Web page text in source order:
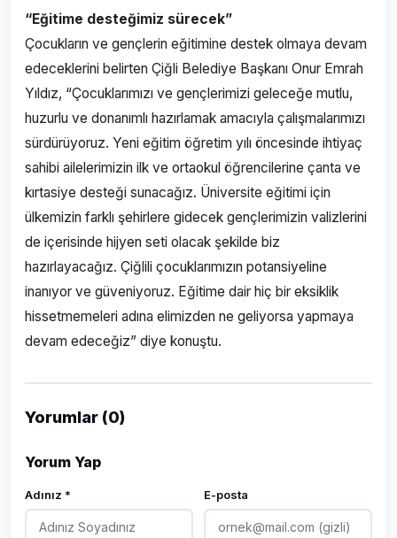
“Eğitime desteğimiz sürecek”
Çocukların ve gençlerin eğitimine destek olmaya devam
edeceklerini belirten Çiğli Belediye Başkanı Onur Emrah
Yıldız, “Çocuklarımızı ve gençlerimizi geleceğe mutlu,
huzurlu ve donanımlı hazırlamak amacıyla çalışmalarımızı
sürdürüyoruz. Yeni eğitim öğretim yılı öncesinde ihtiyaç
sahibi ailelerimizin ilk ve ortaokul öğrencilerine çanta ve
kırtasiye desteği sunacağız. Üniversite eğitimi için
ülkemizin farklı şehirlere gidecek gençlerimizin valizlerini
de içerisinde hijyen seti olacak şekilde biz
hazırlayacağız. Çiğlili çocuklarımızın potansiyeline
inanıyor ve güveniyoruz. Eğitime dair hiç bir eksiklik
hissetmemeleri adına elimizden ne geliyorsa yapmaya
devam edeceğiz” diye konuştu.
Yorumlar (0)
Yorum Yap
Adınız * E-posta